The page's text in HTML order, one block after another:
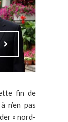
fin de
n’en pas
» nord-